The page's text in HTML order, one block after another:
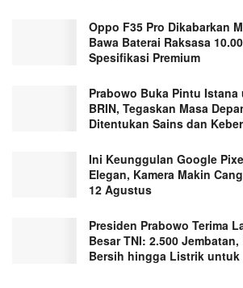
Oppo F35 Pro Dikabarkan
Bawa Baterai Raksasa
Spesifikasi Premium
Prabowo Buka Pintu
BRIN, Tegaskan Masa
Ditentukan Sains dan
Ini Keunggulan Google
Elegan, Kamera Makin
12 Agustus
Presiden Prabowo Terima
Besar TNI: 2.500
Bersih hingga Listrik untuk